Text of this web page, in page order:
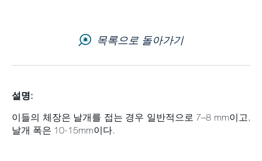
사이트맵
목록으로 돌아가기
설명:
이들의 체장은 날개를 접는 경우 일반적으로 7–8 mm이고,
날개 폭은 10-15mm이다.